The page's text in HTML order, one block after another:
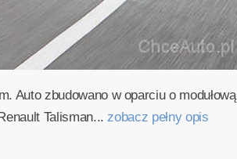
Auto zbudowano w oparciu o modułową
Talisman...zobacz pełny opis